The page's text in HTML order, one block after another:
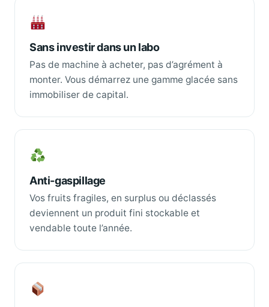
Sans investir dans un labo
Pas de machine à acheter, pas d’agrément à
monter. Vous démarrez une gamme glacée sans
immobiliser de capital.
Anti-gaspillage
Vos fruits fragiles, en surplus ou déclassés
deviennent un produit fini stockable et
vendable toute l’année.